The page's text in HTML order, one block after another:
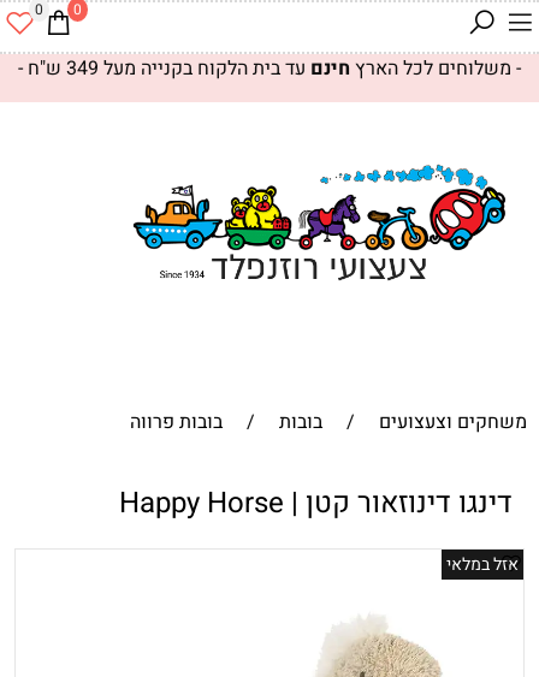
- משלוחים לכל הארץ חינם עד בית הלקוח בקנייה מעל 349 ש"ח -
0 0
משחקים וצעצועים / בובות / בובות פרווה
דינגו דינוזאור קטן | Happy Horse
אזל במלאי